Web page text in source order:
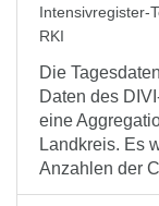
Intensivregister-
RKI
Die
Daten des
eine
Landkreis. Es
Anzahlen der